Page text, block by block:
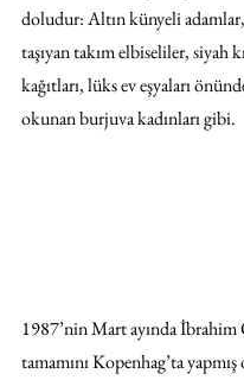
doludur: Altın künyeli
taşıyan takım elbiseliler, siyah
kağıtları, lüks ev eşyaları
okunan burjuva kadınları gibi.
1987’nin Mart ayında İbrahim
tamamını Kopenhag’ta